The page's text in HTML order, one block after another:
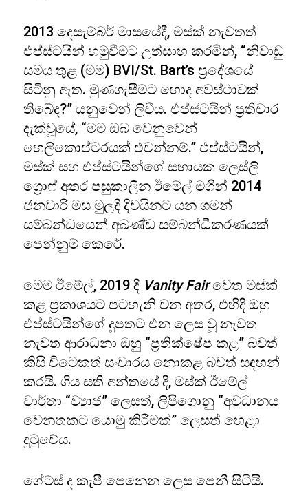
2013 දෙසැම්බර් මාසයේදී, මස්ක් නැවතත්
එප්ස්ටයින් හමුවීමට උත්සාහ කරමින්, “නිවාඩු
සමය තුළ (මම) BVI/St. Bart’s ප්‍රදේශයේ
සිටිනු ඇත. මුණගැසීමට හොද අවස්ථාවක්
තිබේද?” යනුවෙන් ලිවීය. එප්ස්ටයින් ප්‍රතිචාර
දැක්වූයේ, “මම ඔබ වෙනුවෙන්
හෙලිකොප්ටරයක් එවන්නම්.” එප්ස්ටයින්,
මස්ක් සහ එප්ස්ටයින්ගේ සහායක ලෙස්ලි
ග්‍රොෆ් අතර පසුකාලීන ඊමේල් මගින් 2014
ජනවාරි මස මුලදී දිවයිනට යන ගමන්
සම්බන්ධයෙන් අඛණ්ඩ සම්බන්ධීකරණයක්
පෙන්නුම් කෙරේ.
මෙම ඊමේල්, 2019 දී Vanity Fairවෙත මස්ක්
කළ ප්‍රකාශයට පටහැනි වන අතර, එහිදී ඔහු
එප්ස්ටයින්ගේ දූපතට එන ලෙස වූ නැවත
නැවත ආරාධනා ඔහු “ප්‍රතික්ෂේප කළ” බවත්
කිසි විටෙකත් සංචාරය නොකළ බවත් සඳහන්
කරයි. ගිය සති අන්තයේ දී, මස්ක් ඊමේල්
වාර්තා “ව්‍යාජ” ලෙසත්, ලිපිගොනු “අවධානය
වෙනතකට යොමු කිරීමක්” ලෙසත් හෙළා
දුටුවේය.
ගේට්ස් ද කැපී පෙනෙන ලෙස පෙනී සිටියි.